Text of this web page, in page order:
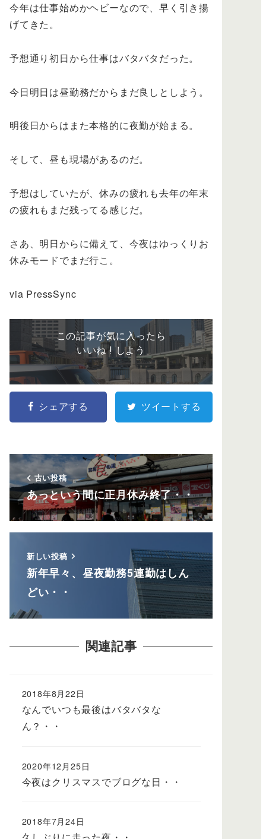
今年は仕事始めかヘビーなので、早く引き揚
げてきた。
予想通り初日から仕事はバタバタだった。
今日明日は昼勤務だからまだ良しとしよう。
明後日からはまた本格的に夜勤が始まる。
そして、昼も現場があるのだ。
予想はしていたが、休みの疲れも去年の年末
の疲れもまだ残ってる感じだ。
さあ、明日からに備えて、今夜はゆっくりお
休みモードでまだ行こ。
via PressSync
この記事が気に入ったら
いいね ! しよう
シェアする ツイートする
古い投稿
あっという間に正月休み終了・・
新しい投稿
新年早々、昼夜勤務5連勤はしん
どい・・
関連記事
なんでいつも最後はバタバタな
ん？・・
2018年8月22日
今夜はクリスマスでブログな日・・
2020年12月25日
2018年7月24日